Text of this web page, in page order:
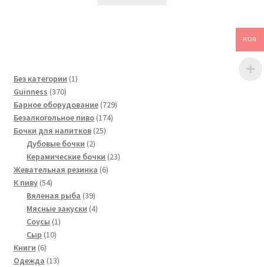
Без категории 11
Guinness 370370
товаров
Барное оборудование 729729
Безалкогольное пиво 174174
Бочки для напитков 2525
Дубовые бочки 22
товара
Керамические бочки 2323
Жевательная резинка 66
К пиву 5454
товара
Вяленая рыба 3939
товаров
Мясные закуски 44
Соусы 11
Сыр 1010
Книги 66
товаров
Одежда 1313
RUB